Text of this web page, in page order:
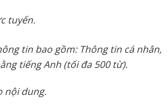
tuyến.
tin bao gồm: Thông tin cá nhân,
tiếng Anh (tối đa 500 từ).
nội dung.